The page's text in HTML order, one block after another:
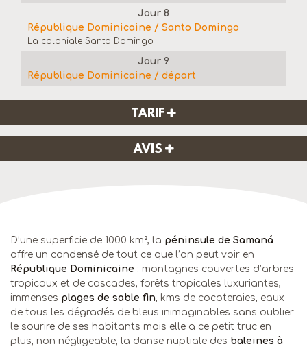
Jour 8
République Dominicaine / Santo Domingo
La coloniale Santo Domingo
Jour 9
République Dominicaine / départ
TARIF
AVIS
D’une superficie de 1000 km², la péninsule de Samaná
offre un condensé de tout ce que l’on peut voir en
République Dominicaine : montagnes couvertes d’arbres
tropicaux et de cascades, forêts tropicales luxuriantes,
immenses plages de sable fin, kms de cocoteraies, eaux
de tous les dégradés de bleus inimaginables sans oublier
le sourire de ses habitants mais elle a ce petit truc en
plus, non négligeable, la danse nuptiale des baleines à